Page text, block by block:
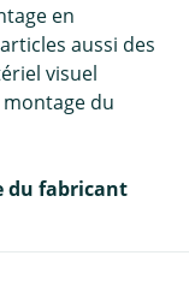
en
aussi des
visuel
du
du fabricant